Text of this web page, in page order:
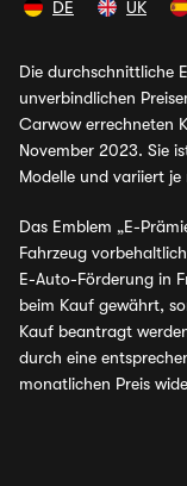
DE UK
Die durchschnittliche
unverbindlichen
Carwow errechneten
November 2023. Sie
Modelle und variiert je
Das Emblem „E-
Fahrzeug
E-Auto-Förderung in
beim Kauf gewährt,
Kauf beantragt
durch eine
monatlichen Preis